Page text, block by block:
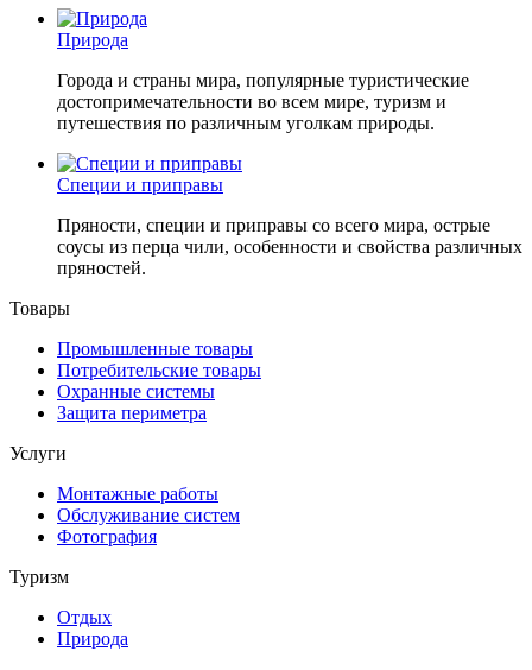
Природа
Города и страны мира, популярные туристические
достопримечательности во всем мире, туризм и
путешествия по различным уголкам природы.
Специи и приправы
Пряности, специи и приправы со всего мира, острые
соусы из перца чили, особенности и свойства различных
пряностей.
Товары
Промышленные товары
Потребительские товары
Охранные системы
Защита периметра
Услуги
Монтажные работы
Обслуживание систем
Фотография
Туризм
Отдых
Природа